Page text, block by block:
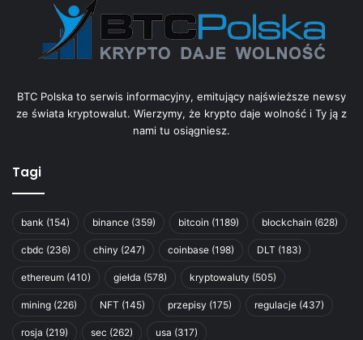
BTC Polska to serwis informacyjny, emitujący najświeższe newsy
ze świata kryptowalut. Wierzymy, że krypto daje wolność i Ty ją z
nami tu osiągniesz.
Tagi
bank (154) binance (359) bitcoin (1189) blockchain (628)
cbdc (236) chiny (247) coinbase (198) DLT (183)
ethereum (410) giełda (578) kryptowaluty (505)
mining (226) NFT (145) przepisy (175) regulacje (437)
rosja (219) sec (262) usa (317)